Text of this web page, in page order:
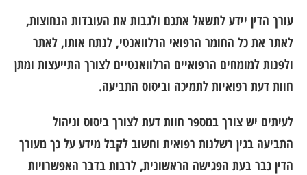
עורך הדין יידע לתשאל אתכם ולגבות את העובדות הנחוצות,
לאתר את כל החומר הרפואי הרלוואנטי, לנתח אותו, לאתר
ולפנות למומחים הרפואיים הרלוואנטיים לצורך התייעצות ומתן
חוות דעת רפואיות לתמיכה וביסוס התביעה.
לעיתים יש צורך במספר חוות דעת לצורך ביסוס וניהול
התביעה בגין רשלנות רפואית וחשוב לקבל מידע על כך מעורך
הדין כבר בעת הפגישה הראשונית, לרבות בדבר האפשרויות